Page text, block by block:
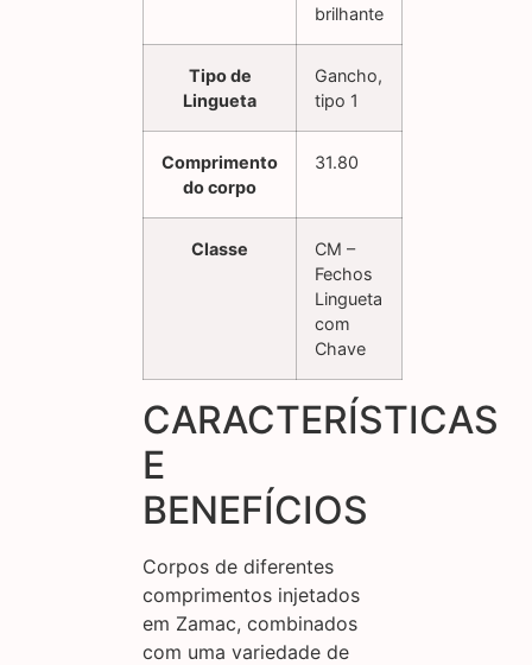
brilhante
Tipo de
Lingueta
Gancho,
tipo 1
Comprimento
do corpo
31.80
Classe
CM –
Fechos
Lingueta
com
Chave
CARACTERÍSTICAS
E
BENEFÍCIOS
Corpos de diferentes
comprimentos injetados
em Zamac, combinados
com uma variedade de